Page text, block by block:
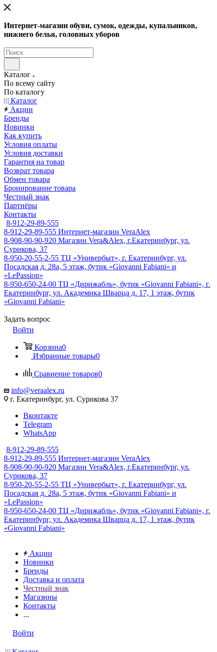
Интернет-магазин обуви, сумок, одежды, купальников,
нижнего белья, головных уборов
Каталог
По всему сайту
По каталогу
Каталог
Акции
Бренды
Новинки
Как купить
Условия оплаты
Условия доставки
Гарантия на товар
Возврат товара
Обмен товара
Бронирование товара
Честный знак
Партнёры
Контакты
8-912-29-89-555
8-912-29-89-555 Интернет-магазин VeraAlex
8-908-90-90-920 Магазин Vera&Alex, г.Екатеринбург, ул.
Сурикова, 37
8-950-20-55-2-55 ТЦ «Универбыт», г. Екатеринбург, ул.
Посадская д. 28а, 5 этаж, бутик «Giovanni Fabiani» и
«LePassion»
8-950-650-24-00 ТЦ «Дирижабль», бутик «Giovanni Fabiani», г.
Екатеринбург, ул. Академика Шварца д. 17, 1 этаж, бутик
«Giovanni Fabiani»
Задать вопрос
Войти
Корзина0
Избранные товары0
Сравнение товаров0
info@veraalex.ru
г. Екатеринбург, ул. Сурикова 37
Вконтакте
Telegram
WhatsApp
8-912-29-89-555
8-912-29-89-555 Интернет-магазин VeraAlex
8-908-90-90-920 Магазин Vera&Alex, г.Екатеринбург, ул.
Сурикова, 37
8-950-20-55-2-55 ТЦ «Универбыт», г. Екатеринбург, ул.
Посадская д. 28а, 5 этаж, бутик «Giovanni Fabiani» и
«LePassion»
8-950-650-24-00 ТЦ «Дирижабль», бутик «Giovanni Fabiani», г.
Екатеринбург, ул. Академика Шварца д. 17, 1 этаж, бутик
«Giovanni Fabiani»
Акции
Новинки
Бренды
Доставка и оплата
Честный знак
Магазины
Контакты
...
Войти